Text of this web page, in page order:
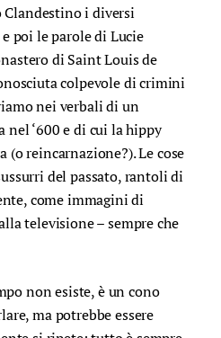
Clandestino i diversi
poi le parole di Lucie
di Saint Louis de
colpevole di crimini
nei verbali di un
nel ‘600 e di cui la hippy
(o reincarnazione?). Le cose
del passato, rantoli di
come immagini di
televisione – sempre che
non esiste, è un cono
ma potrebbe essere